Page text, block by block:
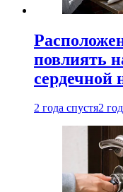
повлиять
сердечной
2 года спустя2